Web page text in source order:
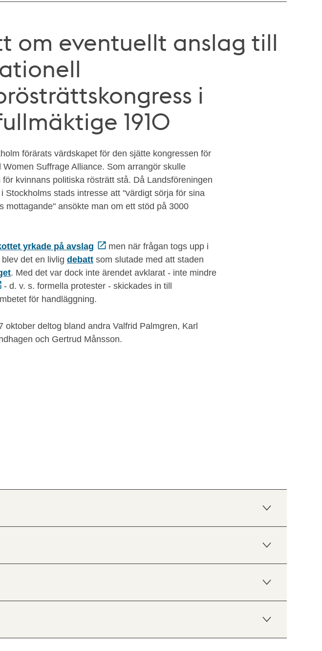
om eventuellt anslag till
i
1910
förärats värdskapet för den sjätte kongressen för
Women Suffrage Alliance. Som arrangör skulle
för kvinnans politiska rösträtt stå. Då Landsföreningen
Stockholms stads intresse att "värdigt sörja för sina
mottagande" ansökte man om ett stöd på 3000
yrkade på avslag
men när frågan togs upp i
det en livlig debatt som slutade med att staden
. Med det var dock inte ärendet avklarat - inte mindre
- d. v. s. formella protester - skickades in till
för handläggning.
oktober deltog bland andra Valfrid Palmgren, Karl
och Gertrud Månsson.